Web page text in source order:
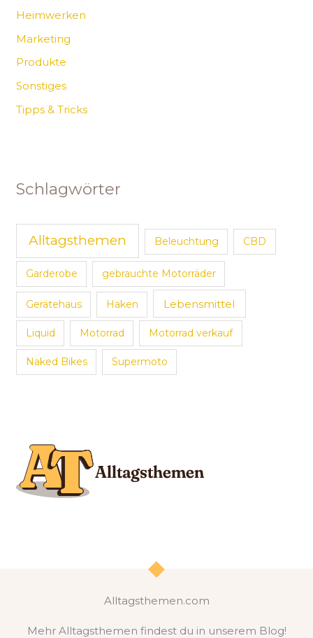
Heimwerken
Marketing
Produkte
Sonstiges
Tipps & Tricks
Schlagwörter
Alltagsthemen Beleuchtung CBD
Garderobe gebrauchte Motorräder
Gerätehaus Haken Lebensmittel
Liquid Motorrad Motorrad verkauf
Naked Bikes Supermoto
Alltagsthemen.com
Mehr Alltagsthemen findest du in unserem Blog!